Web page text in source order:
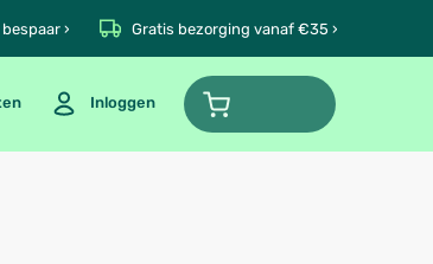
› Gratis bezorging vanaf €35 ›
Inloggen